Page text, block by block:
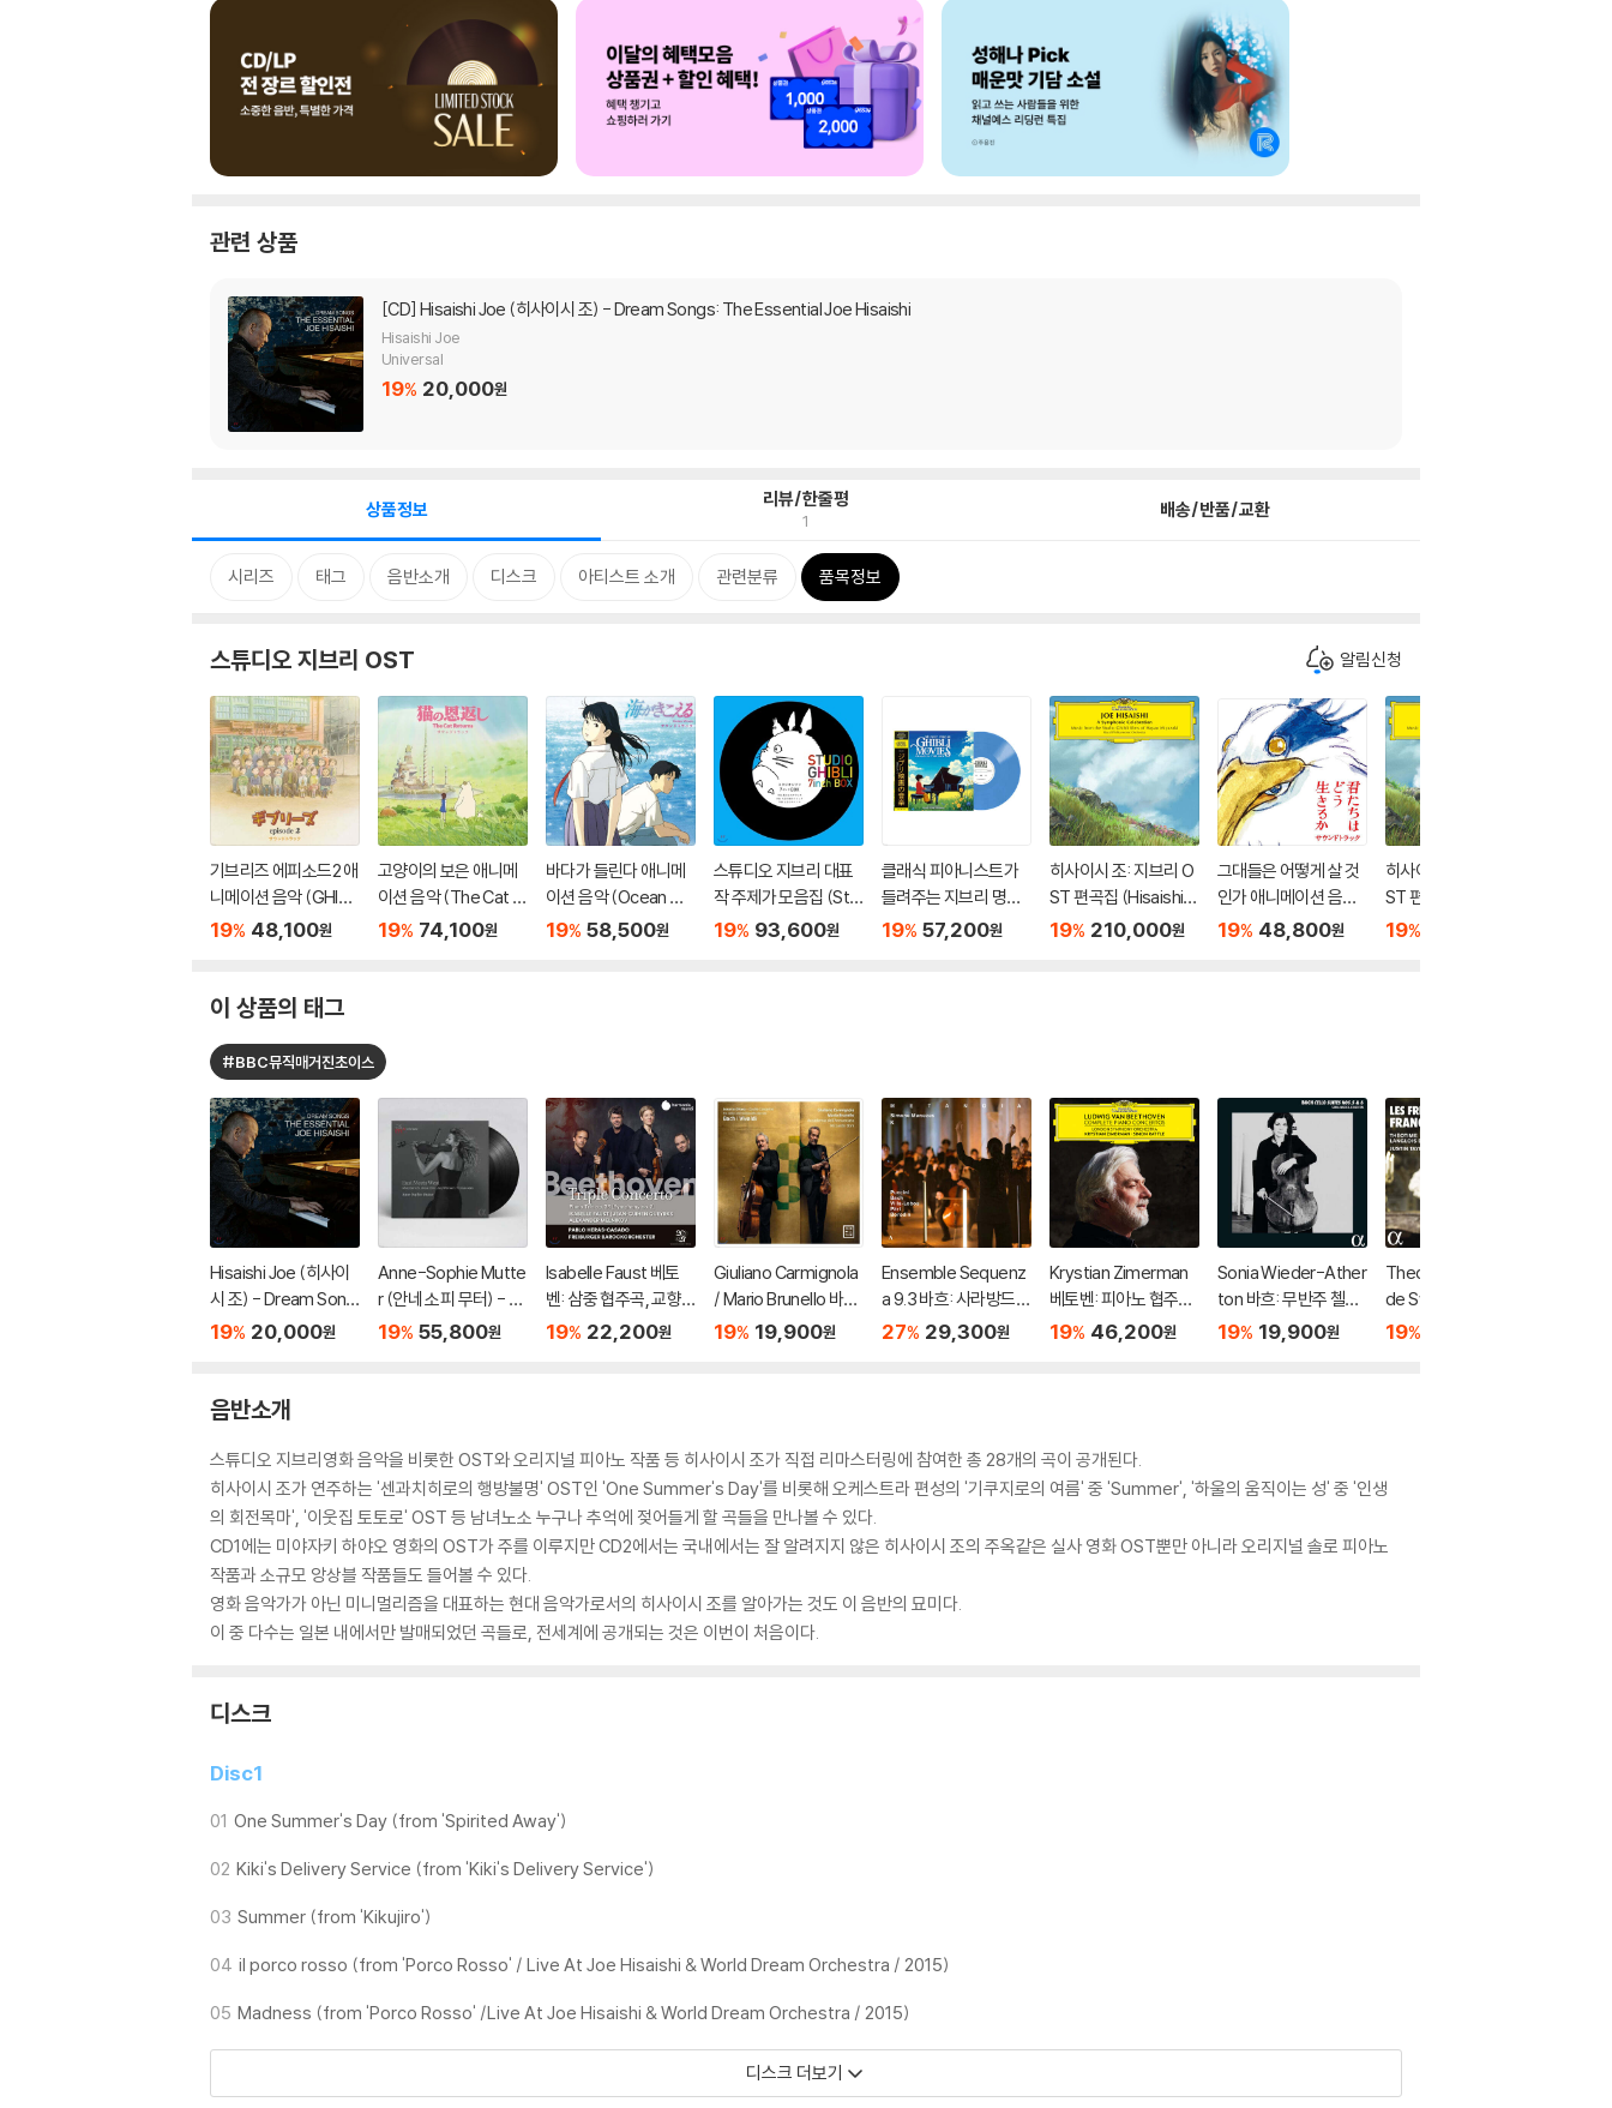
관련 상품
[CD] Hisaishi Joe (히사이시 조) - Dream Songs: The Essential Joe Hisaishi
Hisaishi Joe
Universal
19% 20,000원
상품정보 리뷰/한줄평
1 배송/반품/교환
시리즈 태그 음반소개 디스크 아티스트 소개 관련분류 품목정보
스튜디오 지브리 OST 알림신청
기브리즈 에피소드2 애
니메이션 음악 (GHIBLI
ES episode2 Sound
19% 48,100원
고양이의 보은 애니메
이션 음악 (The Cat R
eturns Soundtrack)
19% 74,100원
바다가 들린다 애니메
이션 음악 (Ocean Wa
ves Soundtrack) [L
19% 58,500원
스튜디오 지브리 대표
작 주제가 모음집 (Stu
dio Ghibli 7inch Box)
19% 93,600원
클래식 피아니스트가
들려주는 지브리 명곡
집 (Ghibli Movies Pia
19% 57,200원
히사이시 조: 지브리 O
ST 편곡집 (Hisaishi J
oe: Symphonic Cele
19% 210,000원
그대들은 어떻게 살 것
인가 애니메이션 음악
(君たちはどう生き
19% 48,800원
히사이시 조: 지브리 O
ST 편곡집 (Hisaishi J
oe: Symphonic Cele
19%
이 상품의 태그
#BBC뮤직매거진초이스
Hisaishi Joe (히사이
시 조) - Dream Song
s: The Essential Joe
19% 20,000원
Anne-Sophie Mutte
r (안네 소피 무터) - Ea
st Meets West [2L
19% 55,800원
Isabelle Faust 베토
벤: 삼중 협주곡, 교향
곡 2번 (Beethoven:
19% 22,200원
Giuliano Carmignola
/ Mario Brunello 바흐
/ 비발디: 2대의 바이올
19% 19,900원
Ensemble Sequenz
a 9.3 바흐: 사라방드 /
아르보 패르트: 인 스페
27% 29,300원
Krystian Zimerman
베토벤: 피아노 협주곡
전곡 - 크리스티안 지
19% 46,200원
Sonia Wieder-Ather
ton 바흐: 무반주 첼로
모음곡 5, 6번 - 소니아
19% 19,900원
Theotime Langlois
de Swarte 프랑쾨르 /
르벨: 바이올린과 하프
19%
음반소개
스튜디오 지브리영화 음악을 비롯한 OST와 오리지널 피아노 작품 등 히사이시 조가 직접 리마스터링에 참여한 총 28개의 곡이 공개된다.
히사이시 조가 연주하는 '센과치히로의 행방불명' OST인 'One Summer's Day'를 비롯해 오케스트라 편성의 '기쿠지로의 여름' 중 'Summer', '하울의 움직이는 성' 중 '인생
의 회전목마', '이웃집 토토로' OST 등 남녀노소 누구나 추억에 젖어들게 할 곡들을 만나볼 수 있다.
CD1에는 미야자키 하야오 영화의 OST가 주를 이루지만 CD2에서는 국내에서는 잘 알려지지 않은 히사이시 조의 주옥같은 실사 영화 OST뿐만 아니라 오리지널 솔로 피아노
작품과 소규모 앙상블 작품들도 들어볼 수 있다.
영화 음악가가 아닌 미니멀리즘을 대표하는 현대 음악가로서의 히사이시 조를 알아가는 것도 이 음반의 묘미다.
이 중 다수는 일본 내에서만 발매되었던 곡들로, 전세계에 공개되는 것은 이번이 처음이다.
디스크
Disc1
01 One Summer's Day (from 'Spirited Away')
02 Kiki's Delivery Service (from 'Kiki's Delivery Service')
03 Summer (from 'Kikujiro')
04 il porco rosso (from 'Porco Rosso' / Live At Joe Hisaishi & World Dream Orchestra / 2015)
05 Madness (from 'Porco Rosso' /Live At Joe Hisaishi & World Dream Orchestra / 2015)
디스크 더보기